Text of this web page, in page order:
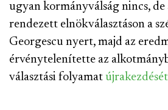
ugyan kormányválság nincs, de
rendezett elnökválasztáson a
Georgescu nyert, majd az
érvénytelenítette az
választási folyamat újrakezdését